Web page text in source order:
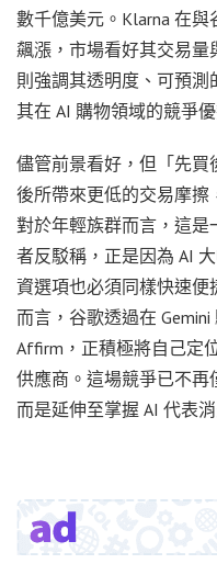
數千億美元。Klarna 在
飆漲，市場看好其交易
則強調其透明度、可預
其在 AI 購物領域的競爭優
儘管前景看好，但「先買
後所帶來更低的交易摩
對於年輕族群而言，這
者反駁稱，正是因為 AI
資選項也必須同樣快速便
而言，谷歌透過在
Affirm，正積極將自己定
供應商。這場競爭已不再
而是延伸至掌握 AI 代表